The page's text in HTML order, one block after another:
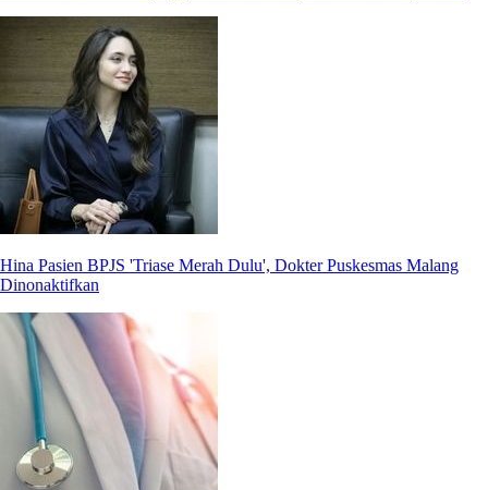
Hina Pasien BPJS 'Triase Merah Dulu', Dokter Puskesmas Malang
Dinonaktifkan